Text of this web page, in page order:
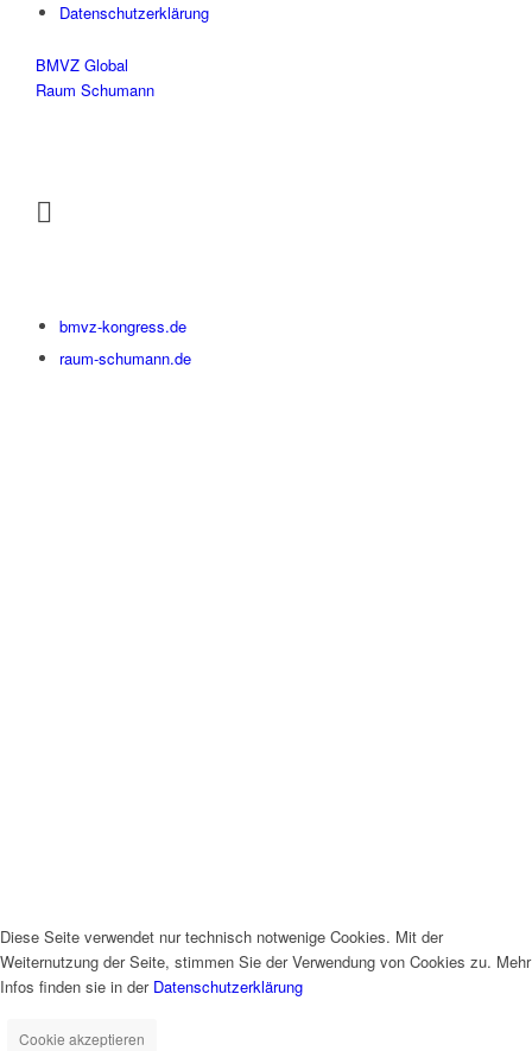
Datenschutzerklärung
BMVZ Global
Raum Schumann
bmvz-kongress.de
raum-schumann.de
Diese Seite verwendet nur technisch notwenige Cookies. Mit der
Weiternutzung der Seite, stimmen Sie der Verwendung von Cookies zu. Mehr
Infos finden sie in der Datenschutzerklärung
Cookie akzeptieren